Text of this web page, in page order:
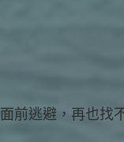
前逃避，再也找